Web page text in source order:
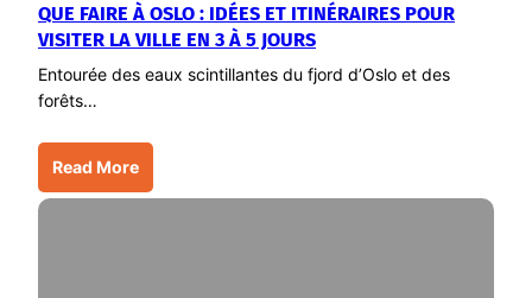
QUE FAIRE À OSLO : IDÉES ET ITINÉRAIRES POUR
VISITER LA VILLE EN 3 À 5 JOURS
Entourée des eaux scintillantes du fjord d’Oslo et des
forêts…
Read More